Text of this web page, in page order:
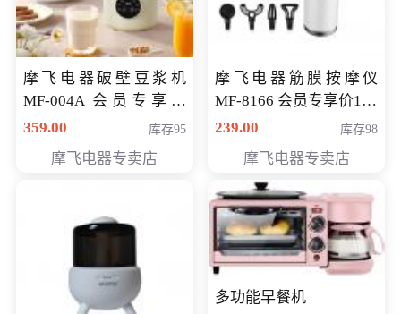
摩飞电器破壁豆浆机
MF-004A 会员专享价
168元
359.00 库存95
摩飞电器专卖店
摩飞电器筋膜按摩仪
MF-8166 会员专享价168
元
239.00 库存98
摩飞电器专卖店
多功能早餐机